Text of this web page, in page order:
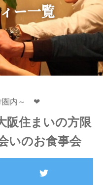
ー一覧
圏内～ ❤
住まいの方限
いのお食事会